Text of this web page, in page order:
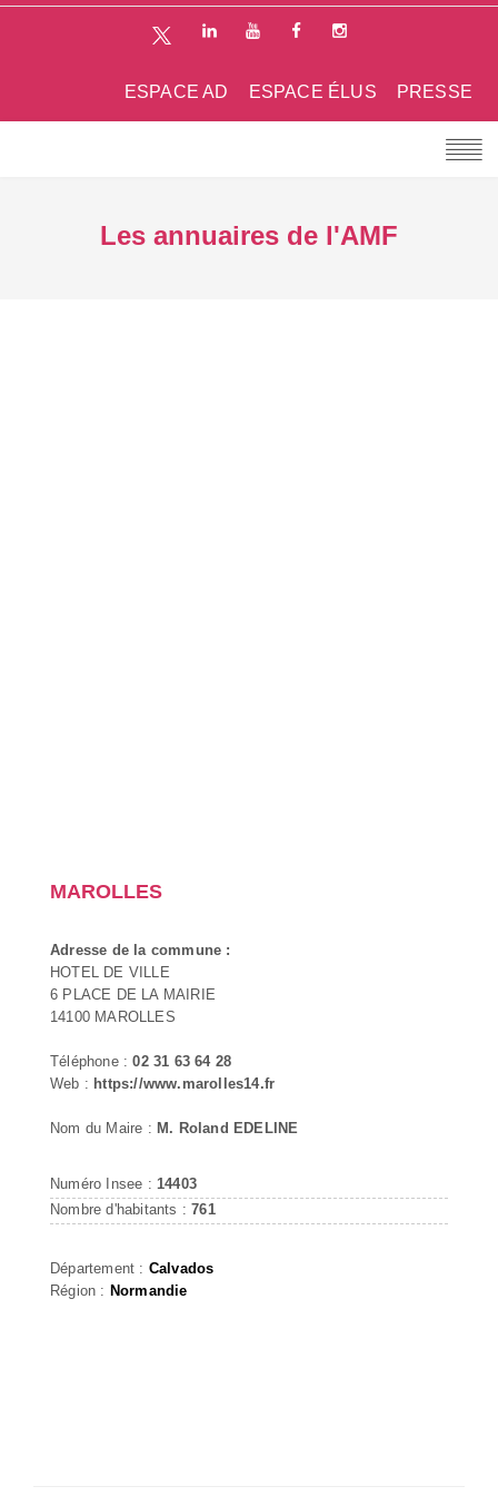
PRESSE
ESPACE ÉLUS
ESPACE AD
Les annuaires de l'AMF
MAROLLES
Adresse de la commune :
HOTEL DE VILLE
6 PLACE DE LA MAIRIE
14100 MAROLLES
Téléphone :02 31 63 64 28
Web : https://www.marolles14.fr
Nom du Maire : M. Roland EDELINE
Numéro Insee : 14403
Nombre d'habitants :761
Département : Calvados
Région : Normandie